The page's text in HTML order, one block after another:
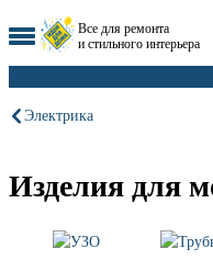
Все для ремонта
и стильного интерьера
Электрика
Изделия для